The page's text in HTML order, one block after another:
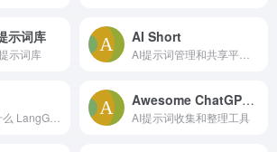
示词库
示词库
AI Short
Awesome ChatGPT Prompts
AI提示词收集和整理工具